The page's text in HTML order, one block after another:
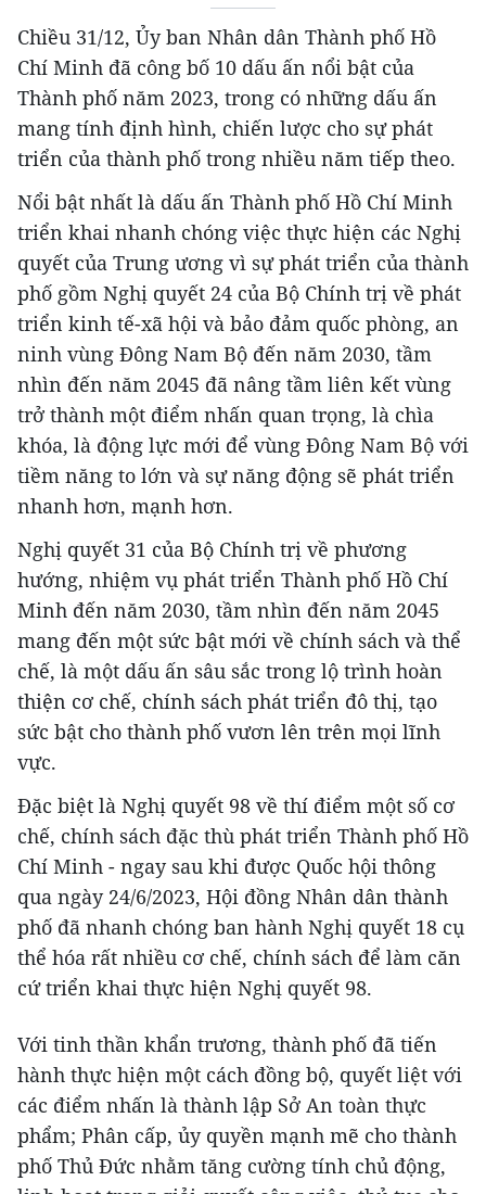
Chiều 31/12, Ủy ban Nhân dân Thành phố Hồ
Chí Minh đã công bố 10 dấu ấn nổi bật của
Thành phố năm 2023, trong có những dấu ấn
mang tính định hình, chiến lược cho sự phát
triển của thành phố trong nhiều năm tiếp theo.
Nổi bật nhất là dấu ấn Thành phố Hồ Chí Minh
triển khai nhanh chóng việc thực hiện các Nghị
quyết của Trung ương vì sự phát triển của thành
phố gồm Nghị quyết 24 của Bộ Chính trị về phát
triển kinh tế-xã hội và bảo đảm quốc phòng, an
ninh vùng Đông Nam Bộ đến năm 2030, tầm
nhìn đến năm 2045 đã nâng tầm liên kết vùng
trở thành một điểm nhấn quan trọng, là chìa
khóa, là động lực mới để vùng Đông Nam Bộ với
tiềm năng to lớn và sự năng động sẽ phát triển
nhanh hơn, mạnh hơn.
Nghị quyết 31 của Bộ Chính trị về phương
hướng, nhiệm vụ phát triển Thành phố Hồ Chí
Minh đến năm 2030, tầm nhìn đến năm 2045
mang đến một sức bật mới về chính sách và thể
chế, là một dấu ấn sâu sắc trong lộ trình hoàn
thiện cơ chế, chính sách phát triển đô thị, tạo
sức bật cho thành phố vươn lên trên mọi lĩnh
vực.
Đặc biệt là Nghị quyết 98 về thí điểm một số cơ
chế, chính sách đặc thù phát triển Thành phố Hồ
Chí Minh - ngay sau khi được Quốc hội thông
qua ngày 24/6/2023, Hội đồng Nhân dân thành
phố đã nhanh chóng ban hành Nghị quyết 18 cụ
thể hóa rất nhiều cơ chế, chính sách để làm căn
cứ triển khai thực hiện Nghị quyết 98.
Với tinh thần khẩn trương, thành phố đã tiến
hành thực hiện một cách đồng bộ, quyết liệt với
các điểm nhấn là thành lập Sở An toàn thực
phẩm; Phân cấp, ủy quyền mạnh mẽ cho thành
phố Thủ Đức nhằm tăng cường tính chủ động,